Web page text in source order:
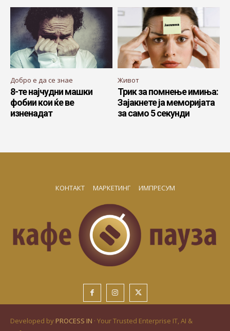
Добро е да се знае
8-те најчудни машки
фобии кои ќе ве
изненадат
Живот
Трик за помнење имиња:
Зајакнете ја меморијата
за само 5 секунди
КОНТАКТ МАРКЕТИНГ ИМПРЕСУМ
Developed by PROCESS IN · Your Trusted Enterprise IT, AI &